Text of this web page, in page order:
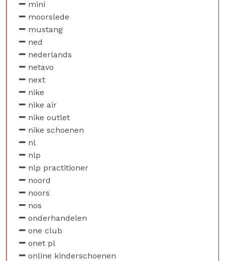
mini
moorslede
mustang
ned
nederlands
netavo
next
nike
nike air
nike outlet
nike schoenen
nl
nlp
nlp practitioner
noord
noors
nos
onderhandelen
one club
onet pl
online kinderschoenen